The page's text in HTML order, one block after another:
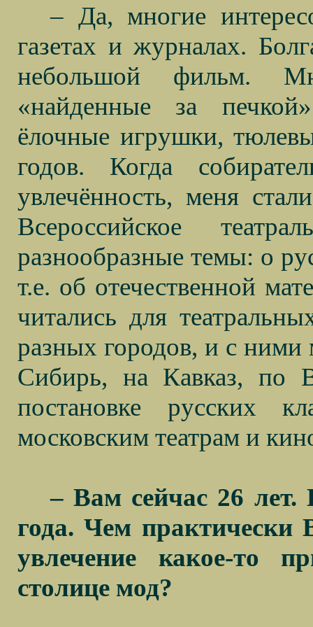
– Да, многие
газетах и журналах.
небольшой фильм.
«найденные за
ёлочные игрушки,
годов. Когда
увлечённость, меня
Всероссийское
разнообразные темы: о
т.е. об отечественной
читались для
разных городов, и с ними
Сибирь, на Кавказ, по
постановке русских
московским театрам и
– Вам сейчас 26
года. Чем
увлечение какое-то
столице мод?